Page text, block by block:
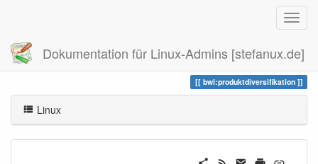
Dokumentation für Linux-Admins [stefanux.de]
Zuletzt angesehen produktdiversifikation
bwl:produktdiversifikation
Linux